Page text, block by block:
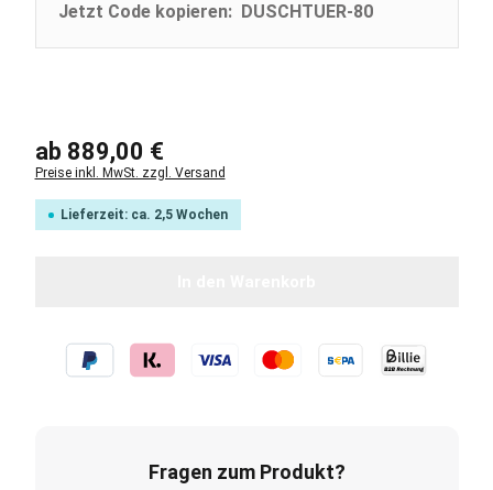
Regulärer Preis:
ab 889,00 €
Preise inkl. MwSt. zzgl. Versand
Lieferzeit: ca. 2,5 Wochen
Jetzt Code kopieren: DUSCHTUER-80
Fragen zum Produkt?